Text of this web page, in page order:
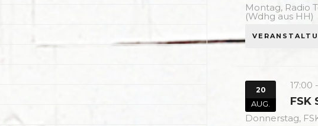
Montag, Radio
(Wdhg aus HH)
20
AUG.
17:00
FSK
Donnerstag,